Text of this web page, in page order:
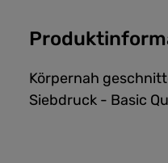
Körpernah
Siebdruck - Basic